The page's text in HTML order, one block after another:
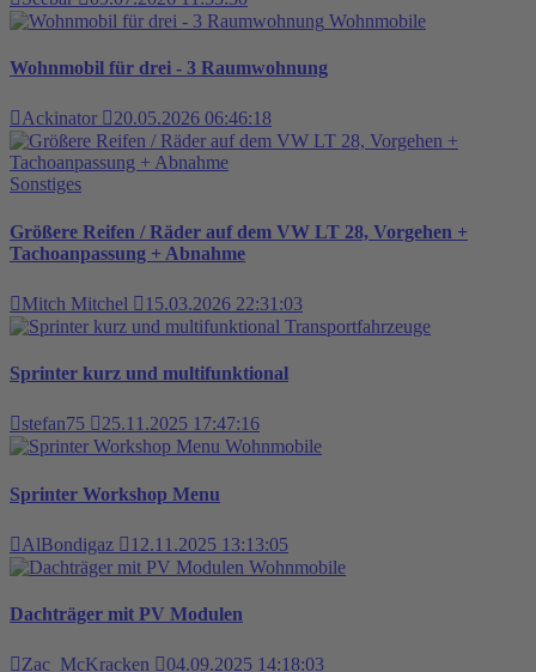
Wohnmobile
Wohnmobil für drei - 3 Raumwohnung
Ackinator 20.05.2026 06:46:18
Sonstiges
Größere Reifen / Räder auf dem VW LT 28, Vorgehen +
Tachoanpassung + Abnahme
Mitch Mitchel
15.03.2026 22:31:03
Transportfahrzeuge
Sprinter kurz und multifunktional
stefan75
25.11.2025 17:47:16
Wohnmobile
Sprinter Workshop Menu
AlBondigaz
12.11.2025 13:13:05
Wohnmobile
Dachträger mit PV Modulen
Zac_McKracken 04.09.2025 14:18:03